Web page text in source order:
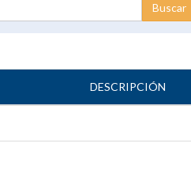
DESCRIPCIÓN